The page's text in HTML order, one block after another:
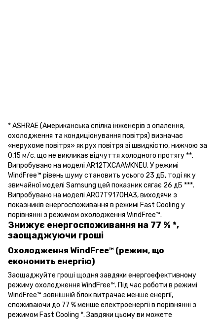
* ASHRAE (Американська спілка інженерів з опалення,
охолодження та кондиціонування повітря) визначає
«нерухоме повітря» як рух повітря зі швидкістю, нижчою за
0,15 м/с, що не викликає відчуття холодного протягу **.
Випробувано на моделі AR12TXCAAWKNEU. У режимі
WindFree™ рівень шуму становить усього 23 дБ, тоді як у
звичайної моделі Samsung цей показник сягає 26 дБ ***.
Випробувано на моделі AR07T9170HA3, виходячи з
показників енергоспоживання в режимі Fast Cooling у
порівнянні з режимом охолодження WindFree™.
Знижує енергоспоживання на 77 % *,
заощаджуючи гроші
Охолодження WindFree™ (режим, що
економить енергію)
Заощаджуйте гроші щодня завдяки енергоефективному
режиму охолодження WindFree™. Під час роботи в режимі
WindFree™ зовнішній блок витрачає менше енергії,
споживаючи до 77 % менше електроенергії в порівнянні з
режимом Fast Cooling *. Завдяки цьому ви можете